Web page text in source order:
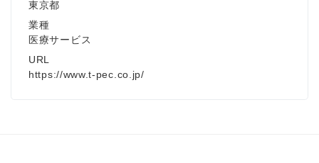
東京都
業種
医療サービス
URL
https://www.t-pec.co.jp/